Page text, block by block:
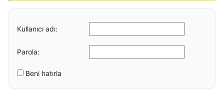
Kullanıcı adı:
Parola:
Beni hatırla